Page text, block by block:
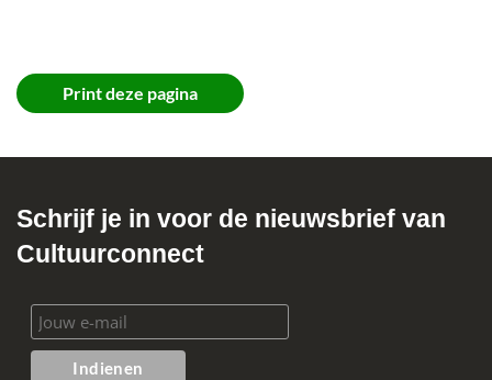
Print deze pagina
Schrijf je in voor de nieuwsbrief van
Cultuurconnect